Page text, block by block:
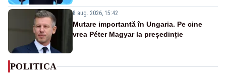
8 aug. 2026, 15:42
Mutare importantă în Ungaria. Pe cine
vrea Péter Magyar la președinție
POLITICA